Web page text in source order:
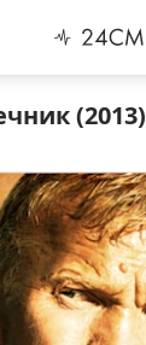
(2013)